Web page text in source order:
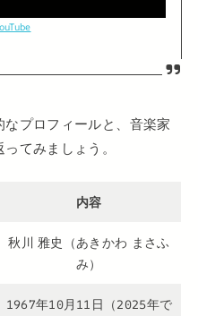
プロフィールと、音楽家
てみましょう。
内容
秋川 雅史（あきかわ まさふ
み）
1967年10月11日（2025年で